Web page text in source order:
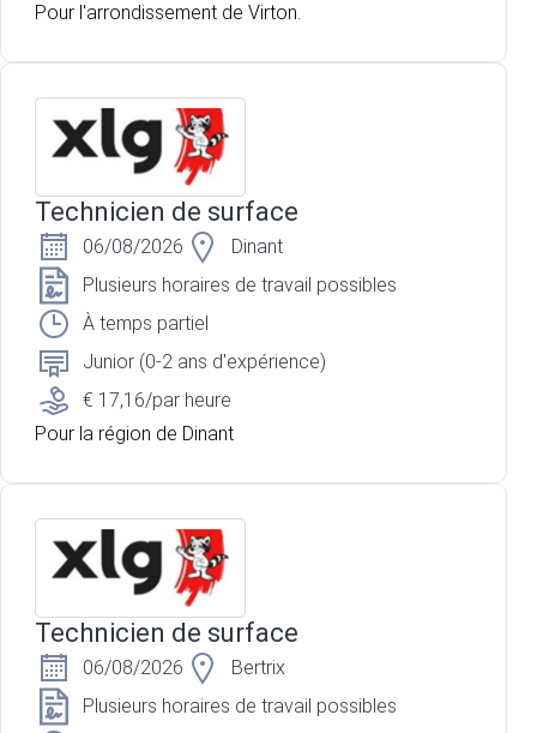
Pour l'arrondissement de Virton.
Technicien de surface
06/08/2026
Dinant
Plusieurs horaires de travail possibles
À temps partiel
Junior (0-2 ans d'expérience)
€ 17,16/par heure
Pour la région de Dinant
Technicien de surface
06/08/2026
Bertrix
Plusieurs horaires de travail possibles